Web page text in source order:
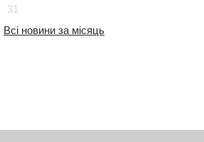
31
Всі новини за місяць